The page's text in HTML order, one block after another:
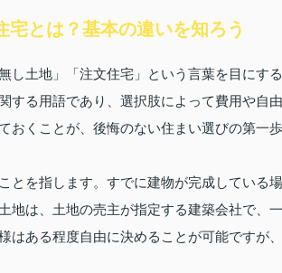
とは？基本の違いを知ろう
し土地」「注文住宅」という言葉を目にする
する用語であり、選択肢によって費用や自由
おくことが、後悔のない住まい選びの第一歩
とを指します。すでに建物が完成している場
地は、土地の売主が指定する建築会社で、一
ある程度自由に決めることが可能ですが、